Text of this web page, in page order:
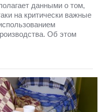
данными о том,
на критически важные
Об этом